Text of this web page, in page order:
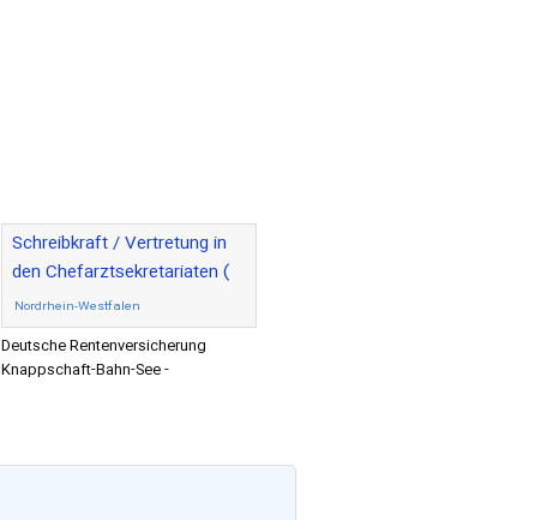
Schreibkraft / Vertretung in
den Chefarztsekretariaten (
m/w/d )
Nordrhein-Westfalen
Deutsche Rentenversicherung
Knappschaft-Bahn-See -